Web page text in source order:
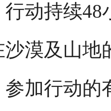
持续48
漠及山地
加行动